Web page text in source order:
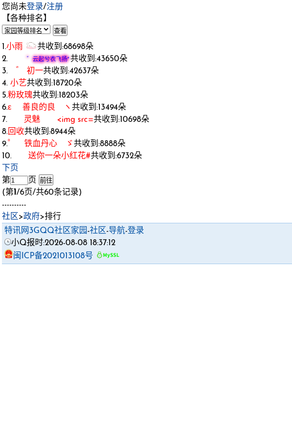
您尚未登录/注册
【各种排名】
1.小雨
共收到:68698朵
2.
゛云起兮衣飞扬°共收到:43650朵
3. ゛ 初一共收到:42637朵
4. 小艺共收到:18720朵
5.粉玫瑰共收到:18203朵
6.ε 善良的良 ヽ 共收到:13494朵
7. 灵魅 <img src=共收到:10698朵
8.回收共收到:8944朵
9.゜ 铁血丹心 ゞ共收到:8888朵
10. 送你一朵小红花#共收到:6732朵
下页
第
页
(第1 /6页/共60条记录)
----------
社区 >政府>排行
特讯网3GQQ社区家园 -社区 -导航-登录
小Q报时:2026-08-08 18:37:12
闽ICP备2021013108号